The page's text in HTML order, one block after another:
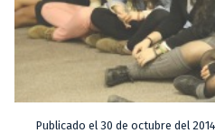
Publicado el 30 de octubre del 2014